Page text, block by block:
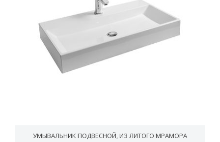
УМЫВАЛЬНИК ПОДВЕСНОЙ, ИЗ ЛИТОГО МРАМОРА